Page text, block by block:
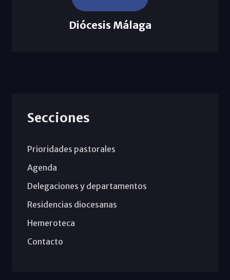
Diócesis Málaga
Secciones
Prioridades pastorales
Agenda
Delegaciones y departamentos
Residencias diocesanas
Hemeroteca
Contacto